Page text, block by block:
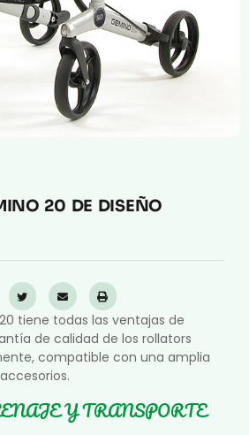
20 DE DISEÑO
tiene todas las ventajas de
de calidad de los rollators
compatible con una amplia
Y TRANSPORTE